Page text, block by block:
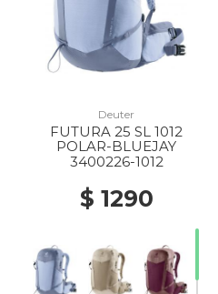
Deuter
FUTURA 25 SL 1012
POLAR-BLUEJAY
3400226-1012
$ 1290